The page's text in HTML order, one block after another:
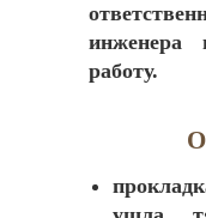
инженера
работу.